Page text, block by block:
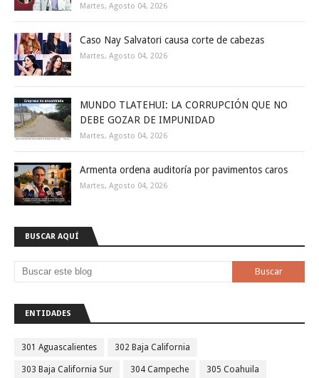
Martes, Agosto 04, 2026
Caso Nay Salvatori causa corte de cabezas
Martes, Agosto 04, 2026
MUNDO TLATEHUI: LA CORRUPCIÓN QUE NO
DEBE GOZAR DE IMPUNIDAD
Martes, Agosto 04, 2026
Armenta ordena auditoría por pavimentos caros
Martes, Agosto 04, 2026
BUSCAR AQUÍ
ENTIDADES
301 Aguascalientes 302 Baja California
303 Baja California Sur 304 Campeche 305 Coahuila